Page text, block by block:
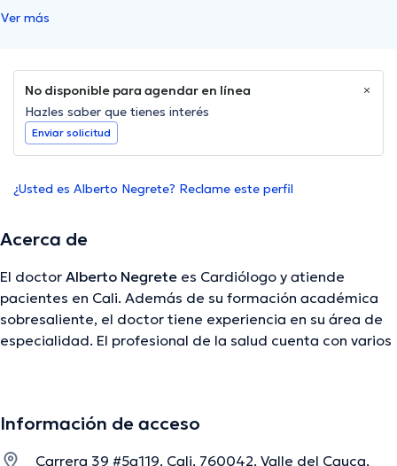
Ver más
No disponible para agendar en línea
Hazles saber que tienes interés
Enviar solicitud
¿Usted es Alberto Negrete? Reclame este perfil
Acerca de
El doctor Alberto Negrete es Cardiólogo y atiende
pacientes en Cali. Además de su formación académica
sobresaliente, el doctor tiene experiencia en su área de
especialidad. El profesional de la salud cuenta con varios
intervenido en diversas conferencias con el ideal de tener
Información de acceso
Carrera 39 #5a119, Cali, 760042, Valle del Cauca,